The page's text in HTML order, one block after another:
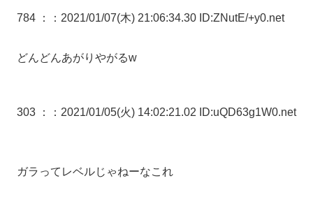
784 ： ：2021/01/07(木) 21:06:34.30 ID:ZNutE/+y0.net
どんどんあがりやがるw
303 ： ：2021/01/05(火) 14:02:21.02 ID:uQD63g1W0.net
ガラってレベルじゃねーなこれ